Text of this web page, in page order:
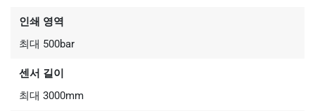
인쇄 영역
최대 500bar
센서 길이
최대 3000mm